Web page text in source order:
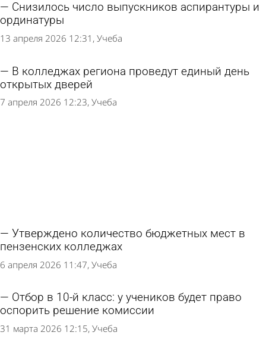
Снизилось число выпускников аспирантуры и
ординатуры
13 апреля 2026 12:31 Учеба
В колледжах региона проведут единый день
открытых дверей
7 апреля 2026 12:23 Учеба
Утверждено количество бюджетных мест в
пензенских колледжах
6 апреля 2026 11:47 Учеба
Отбор в 10-й класс: у учеников будет право
оспорить решение комиссии
31 марта 2026 12:15 Учеба